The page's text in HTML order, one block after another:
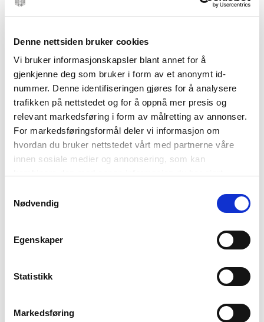
Denne nettsiden bruker cookies
Vi bruker informasjonskapsler blant annet for å
gjenkjenne deg som bruker i form av et anonymt id-
nummer. Denne identifiseringen gjøres for å analysere
trafikken på nettstedet og for å oppnå mer presis og
relevant markedsføring i form av målretting av annonser.
For markedsføringsformål deler vi informasjon om
hvordan du bruker nettstedet vårt med partnerne våre
innen sosiale medier og annonsering, som kan
din bruk av tjenestene deres. Les mer om hvilke
opplysninger vi samler og hva vi ber om samtykke til i
Nødvendig
Egenskaper
Statistikk
Markedsføring
KENZAN
HEIN STUDIO
Kenzan er et lite japansk verktøy som brukes til
blomsteroppsatser. Fest blomster eller greiner enkelt
på piggene. Plasser Kenzan i en liten vase eller bolle og
Mål/6 cm